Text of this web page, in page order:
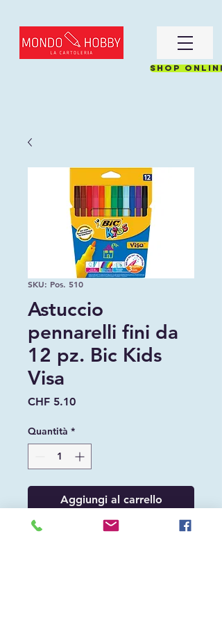
Shop online
SKU: Pos. 510
Astuccio
pennarelli fini da
12 pz. Bic Kids
Visa
CHF 5.10Prezzo
Quantità *
Aggiungi al carrello